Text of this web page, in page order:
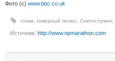
Фото (с) www.bbc.co.uk
гонки, северный полюс, Снегоступинг,
Источник: http://www.npmarathon.com